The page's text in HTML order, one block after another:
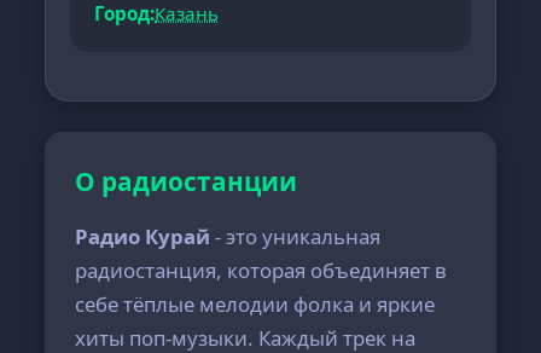
Город:Казань
О радиостанции
Радио Курай - это уникальная
радиостанция, которая объединяет в
себе тёплые мелодии фолка и яркие
хиты поп-музыки. Каждый трек на